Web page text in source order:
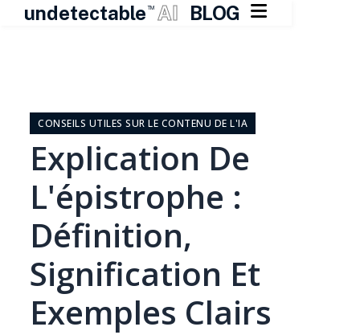
undetectable TM AI BLOG 
contentCONSEILS UTILES SUR LE CONTENU DE L'IA
Explication De
L'épistrophe :
Définition,
Signification Et
Exemples Clairs